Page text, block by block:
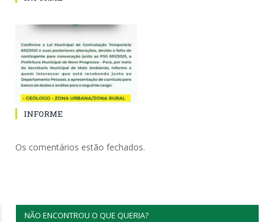
INFORME
Os comentários estão fechados.
NÃO ENCONTROU O QUE QUERIA?